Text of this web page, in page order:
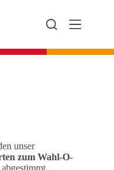
unser
zum Wahl-O-